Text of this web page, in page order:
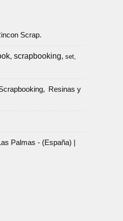
Scrap.
scrapbooking set
Resinas y
Palmas - (España) |